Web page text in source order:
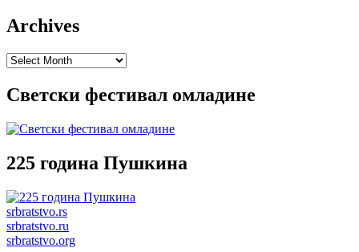
Archives
Archives
Светски фестивал омладине
225 година Пушкина
srbratstvo.rs
srbratstvo.ru
srbratstvo.org